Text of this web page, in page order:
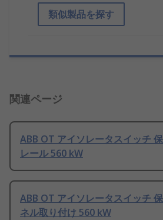
類似製品を探す
関連ページ
ABB OT アイソレータスイッチ
レール 560 kW
ABB OT アイソレータスイッチ
ネル取り付け 560 kW